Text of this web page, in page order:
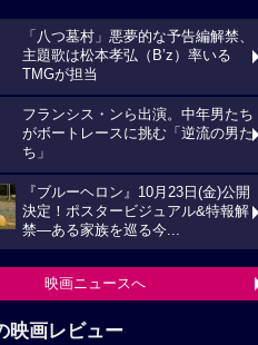
「八つ墓村」悪夢的な予告編解禁、
主題歌は松本孝弘（B’z）率いる
TMGが担当
フランシス・ンら出演。中年男たち
がボートレースに挑む「逆流の男た
ち」
『ブルーヘロン』10月23日(金)公開
決定！ポスタービジュアル&特報解
禁―ある家族を巡る今...
映画ニュースへ
映画レビュー